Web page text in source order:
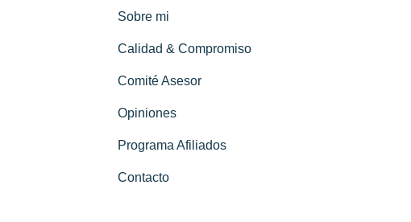
Sobre mi
Calidad & Compromiso
Comité Asesor
Opiniones
Programa Afiliados
Contacto